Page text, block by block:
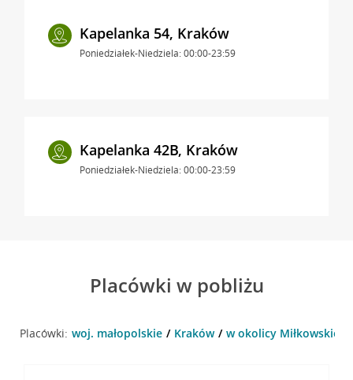
Kapelanka 54, Kraków
Poniedziałek-Niedziela: 00:00-23:59
Kapelanka 42B, Kraków
Poniedziałek-Niedziela: 00:00-23:59
Placówki w pobliżu
Placówki: woj. małopolskie Kraków w okolicy